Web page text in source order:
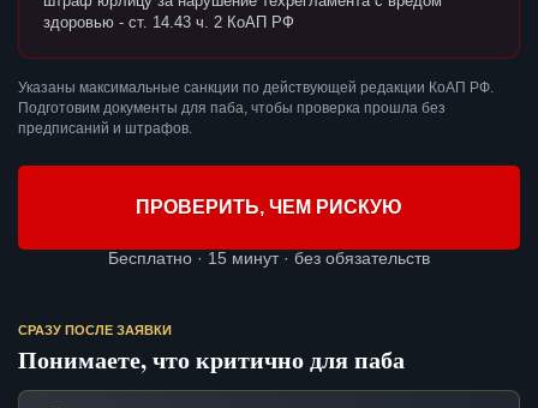
здоровью - ст. 14.43 ч. 2 КоАП РФ
Указаны максимальные санкции по действующей редакции КоАП РФ.
Подготовим документы для паба, чтобы проверка прошла без
предписаний и штрафов.
ПРОВЕРИТЬ, ЧЕМ РИСКУЮ
Бесплатно · 15 минут · без обязательств
СРАЗУ ПОСЛЕ ЗАЯВКИ
Понимаете, что критично для паба